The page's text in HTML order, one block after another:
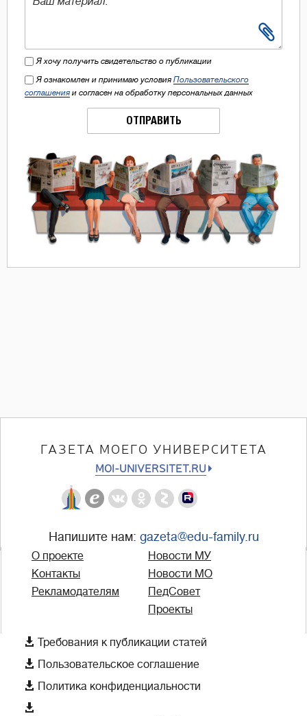
Я хочу получить свидетельство о публикации
Я ознакомлен и принимаю условия Пользовательского
соглашения и согласен на обработку персональных данных
ОТПРАВИТЬ
ГАЗЕТА МОЕГО УНИВЕРСИТЕТА
MOI-UNIVERSITET.RU
Напишите нам: gazeta@edu-family.ru
О проекте
Контакты
Рекламодателям
Новости МУ
Новости МО
ПедСовет
Проекты
 Требования к публикации статей
 Пользовательское соглашение
 Политика конфиденциальности
